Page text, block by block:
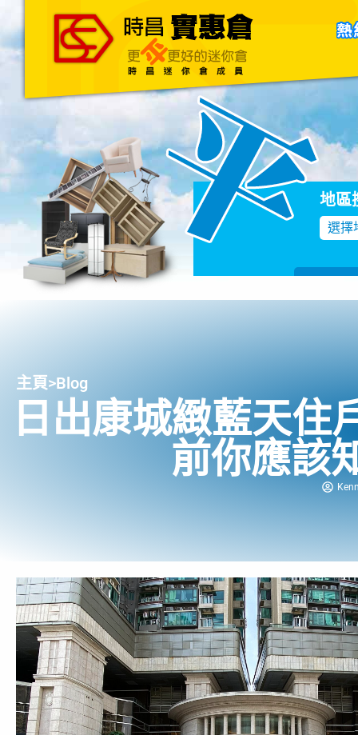
主頁 關於我們 聯絡我們
地區
選擇
主頁>Blog
日出康城緻藍天住
前你應該